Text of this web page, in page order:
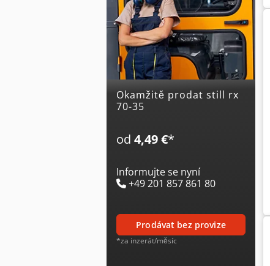
Okamžitě prodat still rx
70-35
od 4,49 €*
Informujte se nyní
+49 201 857 861 80
prodávat bez provize
*za inzerát/měsíc